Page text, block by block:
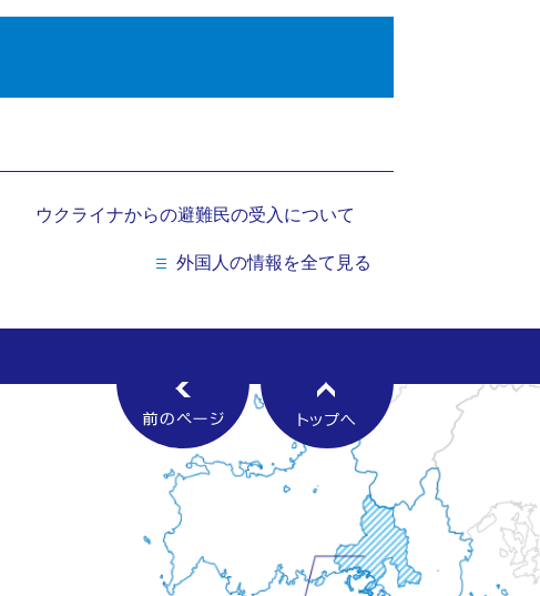
ウクライナからの避難民の受入について
外国人の情報を全て見る